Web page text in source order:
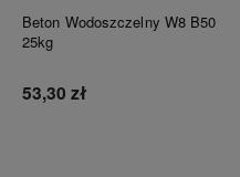
Beton Wodoszczelny W8 B50
25kg
53,30 zł